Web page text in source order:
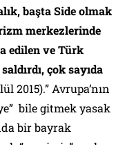
başta Side olmak
merkezlerinde
edilen ve Türk
çok sayıda
2015).” Avrupa’nın
bile gitmek yasak
bir bayrak